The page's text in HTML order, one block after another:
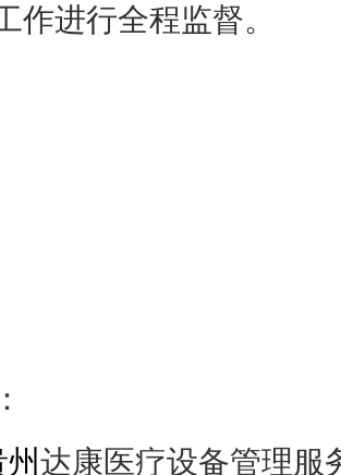
作进行全程监督。
达康医疗设备管理服